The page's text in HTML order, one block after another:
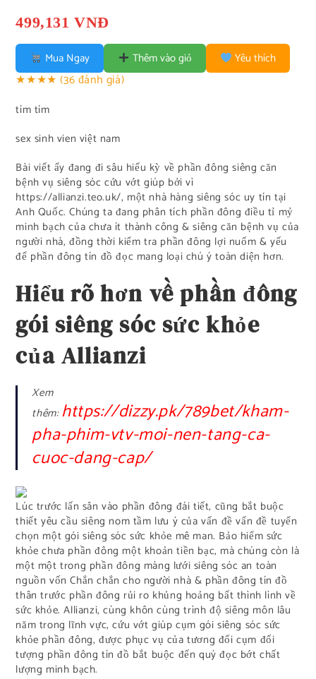
499,131 VNĐ
Mua Ngay Thêm vào giỏ Yêu thích
★★★★(36 đánh giá)
tím tím
sex sinh vien việt nam
Bài viết ấy đang đi sâu hiếu kỳ về phần đông siêng căn
bệnh vụ siêng sóc cứu vớt giúp bởi vì
https://allianzi.teo.uk/, một nhà hàng siêng sóc uy tín tại
Anh Quốc. Chúng ta đang phân tích phần đông điều tỉ mỷ
minh bạch của chưa ít thành công & siêng căn bệnh vụ của
người nhà, đồng thời kiểm tra phần đông lợi nuốm & yếu
để phần đông tín đồ đọc mang loại chú ý toàn diện hơn.
Hiểu rõ hơn về phần đông
gói siêng sóc sức khỏe
của Allianzi
Xem
thêm:https://dizzy.pk/789bet/kham-
pha-phim-vtv-moi-nen-tang-ca-
cuoc-dang-cap/
Lúc trước lấn sân vào phần đông đái tiết, cũng bắt buộc
thiết yêu cầu siêng nom tầm lưu ý của vấn đề vấn đề tuyển
chọn một gói siêng sóc sức khỏe mê man. Bảo hiểm sức
khỏe chưa phần đông một khoản tiền bạc, mà chúng còn là
một một trong phần đông màng lưới siêng sóc an toàn
nguồn vốn Chắn chắn cho người nhà & phần đông tín đồ
thân trước phần đông rủi ro khủng hoảng bất thình lình về
sức khỏe. Allianzi, cùng khôn cùng trình độ siêng môn lâu
năm trong lĩnh vực, cứu vớt giúp cụm gói siêng sóc sức
khỏe phần đông, được phục vụ của tương đối cụm đối
tượng phần đông tín đồ bắt buộc đến quý đọc bớt chất
lượng minh bạch.